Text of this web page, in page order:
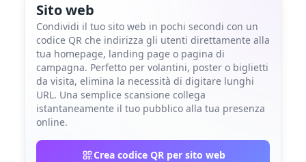
Sito web
Condividi il tuo sito web in pochi secondi con un
codice QR che indirizza gli utenti direttamente alla
tua homepage, landing page o pagina di
campagna. Perfetto per volantini, poster o biglietti
da visita, elimina la necessità di digitare lunghi
URL. Una semplice scansione collega
istantaneamente il tuo pubblico alla tua presenza
online.
Crea codice QR per sito web